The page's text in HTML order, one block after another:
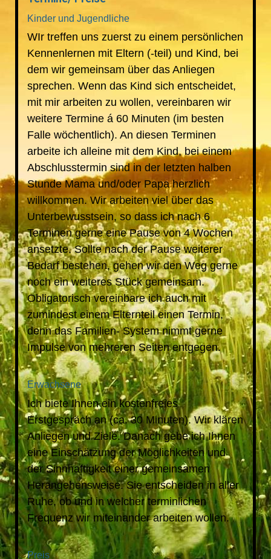
Kinder und Jugendliche
WIr treffen uns zuerst zu einem persönlichen
Kennenlernen mit Eltern (-teil) und Kind, bei
dem wir gemeinsam über das Anliegen
sprechen. Wenn das Kind sich entscheidet,
mit mir arbeiten zu wollen, vereinbaren wir
weitere Termine á 60 Minuten (im besten
Falle wöchentlich). An diesen Terminen
arbeite ich alleine mit dem Kind, bei einem
Abschlusstermin sind in der letzten halben
Stunde Mama und/oder Papa herzlich
willkommen. Wir arbeiten viel über das
Unterbewusstsein, so dass ich nach 6
Terminen gerne eine Pause von 4 Wochen
ansetzte. Sollte nach der Pause weiterer
Bedarf bestehen, gehen wir den Weg gerne
noch ein weiteres Stück gemeinsam.
Obligatorisch vereinbare ich auch mit
zumindest einem Elternteil einen Termin,
denn das Familien- System nimmt gerne
Impulse von mehreren Seiten entgegen.
Erwachsene
Ich biete Ihnen ein kostenfreies
Erstgespräch an (ca. 30 Minuten). Wir klären
Anliegen und Ziele. Danach gebe ich Ihnen
eine Einschätzung der Möglichkeiten und
der Sinnhaftigkeit einer gemeinsamen
Herangehensweise. Sie entscheiden in aller
Ruhe, ob und in welcher terminlichen
Frequenz wir miteinander arbeiten wollen.
Preis